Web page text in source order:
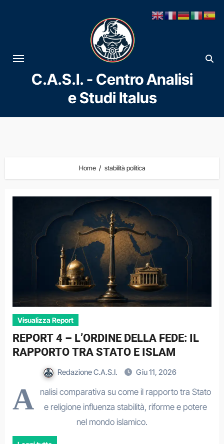
al
contenuto
C.A.S.I. - Centro Analisi
e Studi Italus
Home stabilità politica
Visualizza Report
REPORT 4 – L’ORDINE DELLA FEDE: IL
RAPPORTO TRA STATO E ISLAM
Redazione C.A.S.I. Giu 11, 2026
A
nalisi comparativa su come il rapporto tra Stato
e religione influenza stabilità, riforme e potere
nel mondo islamico.